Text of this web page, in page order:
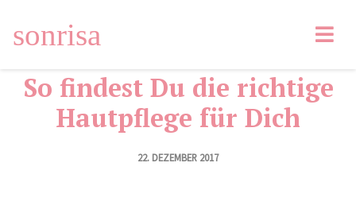
sonrisa
Facebook LinkedIn
So findest Du die richtige
Hautpflege für Dich
22. DEZEMBER 2017